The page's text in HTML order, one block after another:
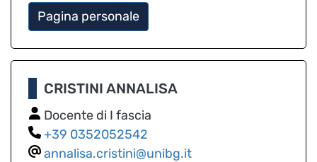
Pagina personale
CRISTINI ANNALISA
Docente di I fascia
0352052542
annalisa.cristini@unibg.it